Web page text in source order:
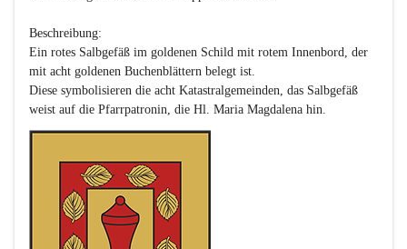
Beschreibung:
Ein rotes Salbgefäß im goldenen Schild mit rotem Innenbord, der
mit acht goldenen Buchenblättern belegt ist.
Diese symbolisieren die acht Katastralgemeinden, das Salbgefäß